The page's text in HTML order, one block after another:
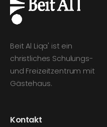
Beit Al Liqa' ist ein
christliches Schulungs-
und Freizeitzentrum mit
Gästehaus.
Kontakt